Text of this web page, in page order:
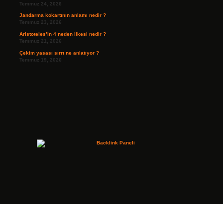
Temmuz 24, 2026
Jandarma kokartının anlamı nedir ?
Temmuz 23, 2026
Aristoteles’in 4 neden ilkesi nedir ?
Temmuz 21, 2026
Çekim yasası sırrı ne anlatıyor ?
Temmuz 19, 2026